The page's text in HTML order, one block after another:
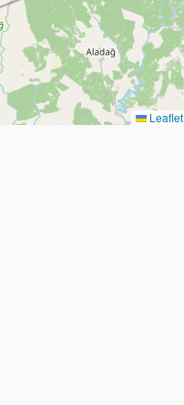
Leaflet